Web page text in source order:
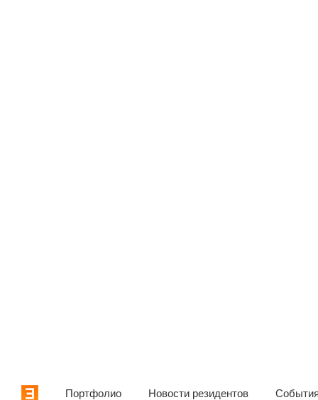
Портфолио Новости резидентов